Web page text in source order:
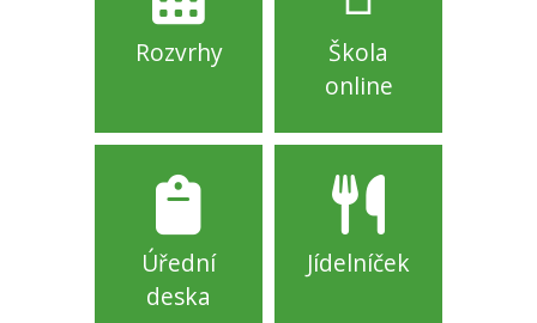
Rozvrhy
Škola
online
Úřední
deska
Jídelníček